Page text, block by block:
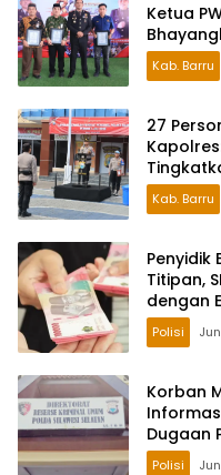
Ketua
Kab. Barru
27
Kab. Barru
Penyidik
Titipan,
dengan
Polisi
Korban
Dugaan
Polisi